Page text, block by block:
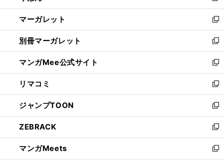
開
く
ウ
で
開
く
ン
ド
ウ
で
開
く
し
い
ウ
ィ
ン
ド
ウ
で
開
く
マーガレット
新
し
い
ウ
ィ
ン
ド
ウ
で
開
く
別冊マーガレット
新
し
い
ウ
ィ
ン
ド
ウ
で
開
く
マンガMee公式サイト
新
し
い
ウ
ィ
ン
ド
ウ
で
開
リマコミ
新
し
い
ウ
ィ
ン
ド
ウ
ジャンプTOON
新
し
い
ウ
ィ
ン
ZEBRACK
新
し
い
ウ
マンガMeets
新
し